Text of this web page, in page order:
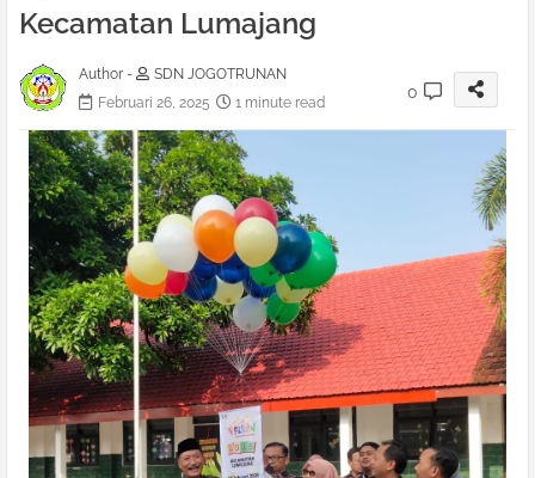
Kecamatan Lumajang
Author -
SDN JOGOTRUNAN
Februari 26, 2025
1 minute read
0